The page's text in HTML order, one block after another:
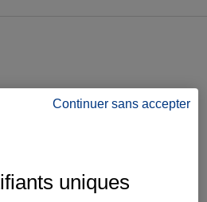
Continuer sans accepter
uniques